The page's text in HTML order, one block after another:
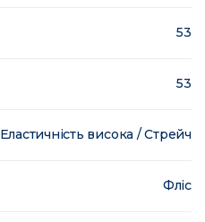
53
53
Еластичність висока / Стрейч
Фліс